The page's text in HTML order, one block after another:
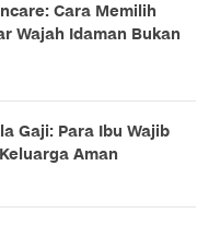
Cara Memilih
Wajah Idaman Bukan
Gaji: Para Ibu Wajib
Aman